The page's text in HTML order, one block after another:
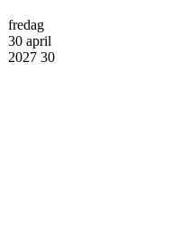
fredag
30 april
2027 30